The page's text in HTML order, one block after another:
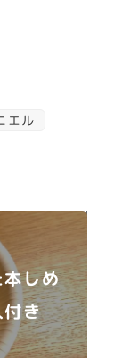
エル
しめ
付き